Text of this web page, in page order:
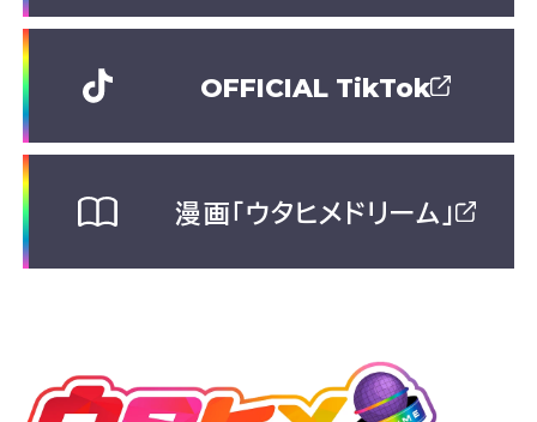
OFFICIAL TikTok
漫画「ウタヒメドリーム」